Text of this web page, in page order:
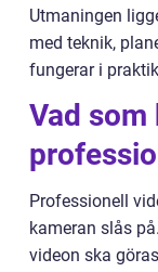
Utmaningen
med teknik,
fungerar i
Vad
Professionell
kameran slås
videon ska